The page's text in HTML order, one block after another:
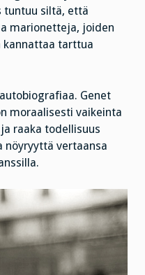
tuntuu siltä, että
marionetteja, joiden
tarttua
Genet
moraalisesti vaikeinta
raaka todellisuus
nöyryyttä vertaansa